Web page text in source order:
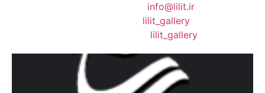
info@lilit.ir
lilit_gallery
lilit_gallery